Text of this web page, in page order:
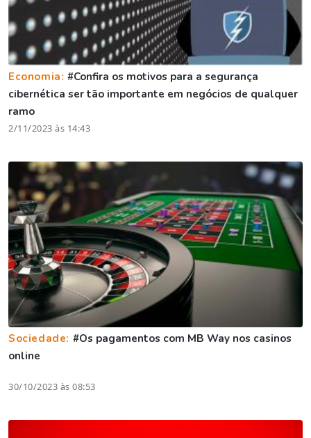
Economia:#Confira os motivos para a segurança
cibernética ser tão importante em negócios de qualquer
ramo
2/11/2023 às 14:43
Sociedade: #Os pagamentos com MB Way nos casinos
online
30/10/2023 às 08:53